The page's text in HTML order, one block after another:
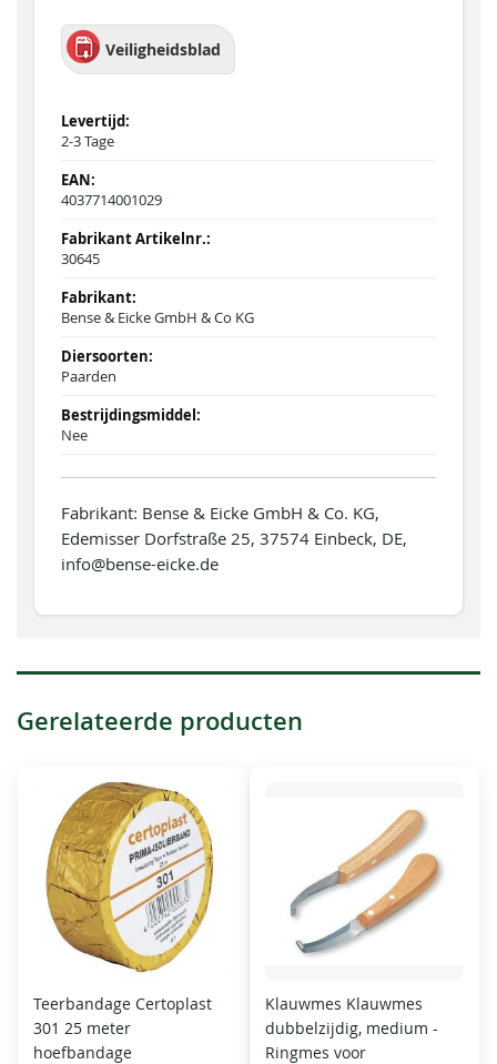
Veiligheidsblad
2-3 Tage
4037714001029
30645
Bense & Eicke GmbH & Co KG
Paarden
Nee
Fabrikant: Bense & Eicke GmbH & Co. KG,
Edemisser Dorfstraße 25, 37574 Einbeck, DE,
info@bense-eicke.de
Gerelateerde producten
Teerbandage Certoplast
301 25 meter
hoefbandage
Klauwmes Klauwmes
dubbelzijdig, medium -
Ringmes voor